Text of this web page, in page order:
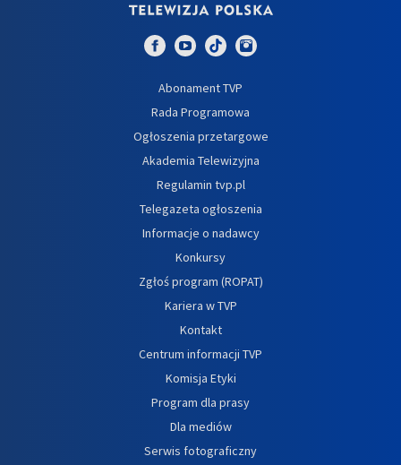
Abonament TVP
Rada Programowa
Ogłoszenia przetargowe
Akademia Telewizyjna
Regulamin tvp.pl
Telegazeta ogłoszenia
Informacje o nadawcy
Konkursy
Zgłoś program (ROPAT)
Kariera w TVP
Kontakt
Centrum informacji TVP
Komisja Etyki
Program dla prasy
Dla mediów
Serwis fotograficzny